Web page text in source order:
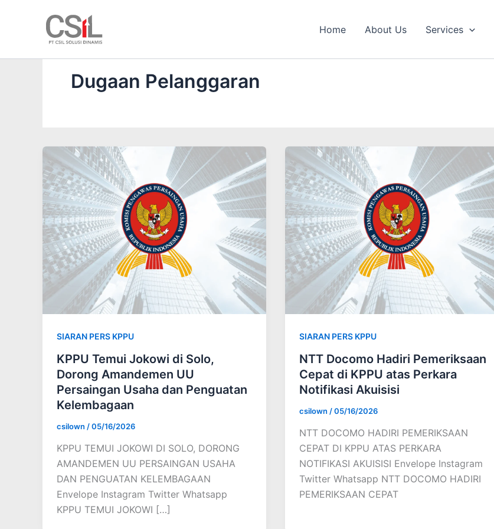
Home About Us Services
Dugaan Pelanggaran
SIARAN PERS KPPU
KPPU Temui Jokowi di Solo,
Dorong Amandemen UU
Persaingan Usaha dan Penguatan
Kelembagaan
csilown /05/16/2026
KPPU TEMUI JOKOWI DI SOLO, DORONG
AMANDEMEN UU PERSAINGAN USAHA
DAN PENGUATAN KELEMBAGAAN
Envelope Instagram Twitter Whatsapp
KPPU TEMUI JOKOWI […]
SIARAN PERS KPPU
NTT Docomo Hadiri Pemeriksaan
Cepat di KPPU atas Perkara
Notifikasi Akuisisi
csilown /05/16/2026
NTT DOCOMO HADIRI PEMERIKSAAN
CEPAT DI KPPU ATAS PERKARA
NOTIFIKASI AKUISISI Envelope Instagram
Twitter Whatsapp NTT DOCOMO HADIRI
PEMERIKSAAN CEPAT